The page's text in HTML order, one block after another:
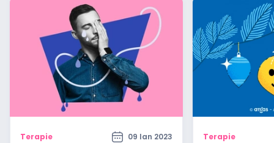
Terapie 09 Ian 2023 Terapie